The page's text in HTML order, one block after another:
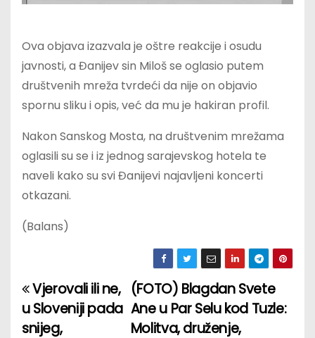
Ova objava izazvala je oštre reakcije i osudu
javnosti, a Đanijev sin Miloš se oglasio putem
društvenih mreža tvrdeći da nije on objavio
spornu sliku i opis, već da mu je hakiran profil.
Nakon Sanskog Mosta, na društvenim mrežama
oglasili su se i iz jednog sarajevskog hotela te
naveli kako su svi Đanijevi najavljeni koncerti
otkazani.
(Balans)
P
o
(FOTO) Blagdan Svete
Ane u Par Selu kod Tuzle:
Molitva, druženje,
Vjerovali ili ne,
u Sloveniji pada
snijeg,